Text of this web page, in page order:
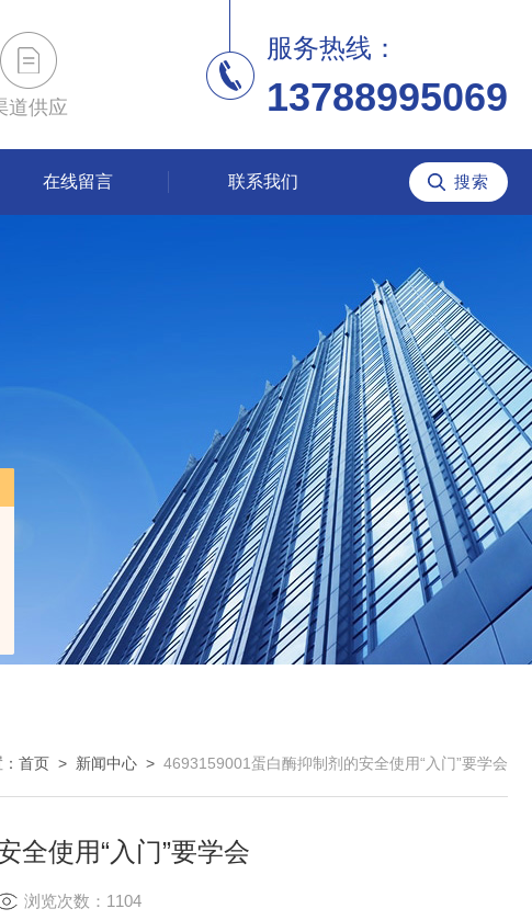
道供应
服务热线：
13788995069
在线留言 联系我们
首页 > 新闻中心 > 4693159001蛋白酶抑制剂的安全使用“入门”要学会
全使用“入门”要学会
浏览次数：1104